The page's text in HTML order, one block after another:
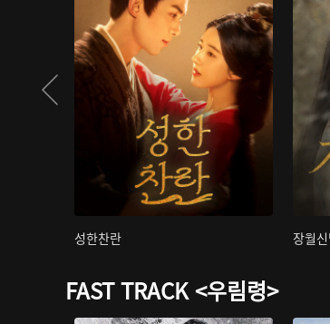
성한찬란 장월
FAST TRACK <우림령>